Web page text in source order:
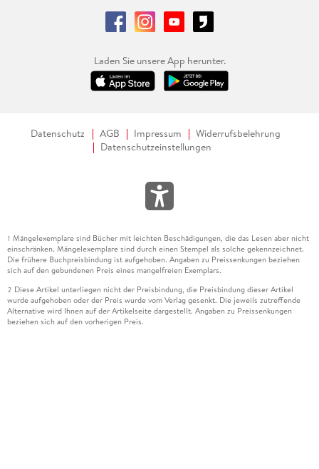
Laden Sie unsere App herunter.
Datenschutz AGB Impressum
Widerrufsbelehrung
Datenschutzeinstellungen
1 Mängelexemplare sind Bücher mit leichten Beschädigungen, die das Lesen aber nicht
einschränken. Mängelexemplare sind durch einen Stempel als solche gekennzeichnet.
Die frühere Buchpreisbindung ist aufgehoben. Angaben zu Preissenkungen beziehen
sich auf den gebundenen Preis eines mangelfreien Exemplars.
2 Diese Artikel unterliegen nicht der Preisbindung, die Preisbindung dieser Artikel
wurde aufgehoben oder der Preis wurde vom Verlag gesenkt. Die jeweils zutreffende
Alternative wird Ihnen auf der Artikelseite dargestellt. Angaben zu Preissenkungen
beziehen sich auf den vorherigen Preis.